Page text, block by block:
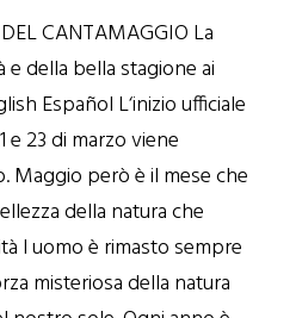
CANTAMAGGIO La
della bella stagione ai
Español L‘inizio ufficiale
e 23 di marzo viene
Maggio però è il mese che
della natura che
l uomo è rimasto sempre
misteriosa della natura